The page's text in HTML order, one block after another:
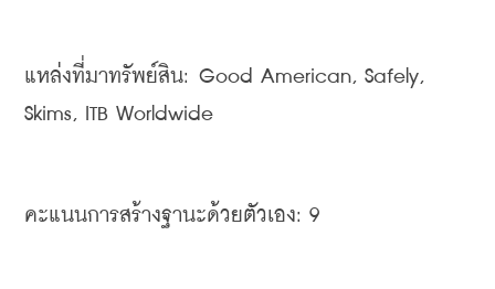
แหล่งที่มาทรัพย์สิน: Good American, Safely,
Skims, ITB Worldwide
คะแนนการสร้างฐานะด้วยตัวเอง: 9